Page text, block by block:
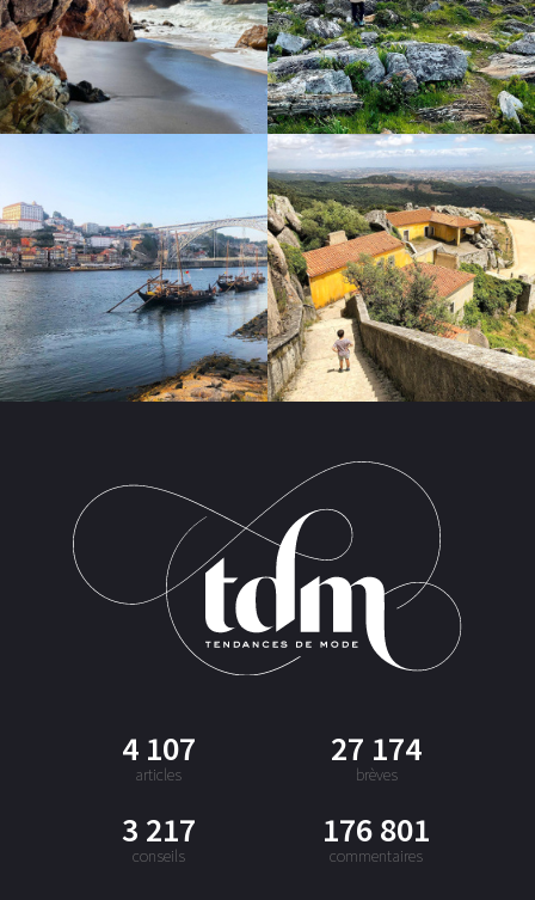
4 107
articles
27 174
brèves
3 217
conseils
176 801
commentaires